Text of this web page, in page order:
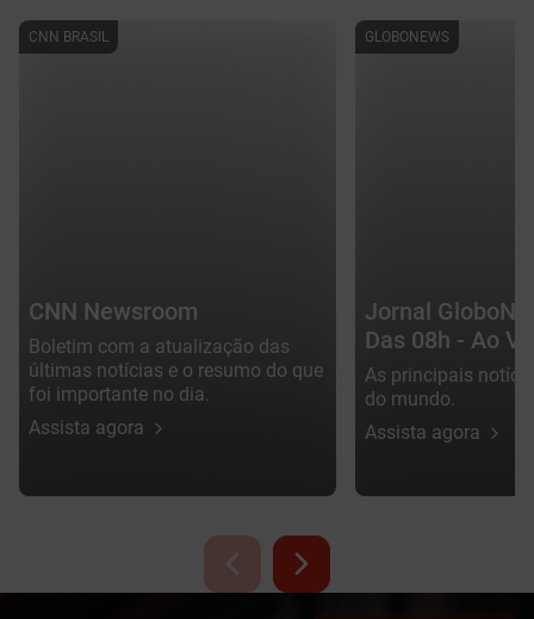
CNN BRASIL
CNN Newsroom
Boletim com a atualização das
últimas notícias e o resumo do que
foi importante no dia.
Assista agora
GLOBONEWS
Jornal
Das 08h - Ao
As principais
do mundo.
Assista agora